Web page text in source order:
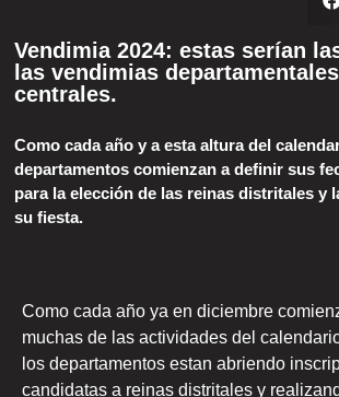
Vendimia 2024: estas serían
las vendimias
centrales.
Como cada año y a esta altura del
departamentos comienzan a definir sus
para la elección de las reinas distritales y
su fiesta.
Como cada año ya en diciembre
muchas de las actividades del
los departamentos estan abriendo
candidatas a reinas distritales y